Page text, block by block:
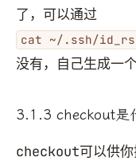
了，可以通过
cat ~/.ssh/
没有，自己生成一
3.1.3 checkout是
checkout可以供你